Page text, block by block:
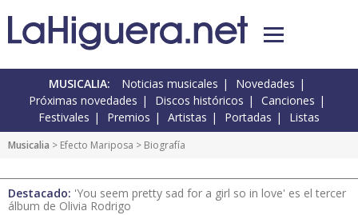
MUSICALIA: Noticias musicales
Novedades
Próximas novedades
Discos históricos
Canciones
Festivales
Premios Artistas Portadas Listas
Musicalia > Efecto Mariposa > Biografía
Destacado: 'You seem pretty sad for a girl so in love' es el tercer
álbum de Olivia Rodrigo